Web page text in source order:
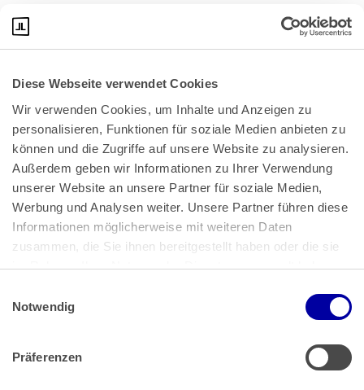
Diese Webseite verwendet Cookies
Wir verwenden Cookies, um Inhalte und Anzeigen zu
personalisieren, Funktionen für soziale Medien anbieten zu
können und die Zugriffe auf unsere Website zu analysieren.
Außerdem geben wir Informationen zu Ihrer Verwendung
unserer Website an unsere Partner für soziale Medien,
Werbung und Analysen weiter. Unsere Partner führen diese
Informationen möglicherweise mit weiteren Daten
zusammen, die Sie ihnen bereitgestellt haben oder die sie
im Rahmen Ihrer Nutzung der Dienste gesammelt haben.
Impressum
Notwendig
Präferenzen
Bundeskanzlerplatz 2
53113 Bonn
Pressemitteilungen|AGB
Impressum|Datenschutz